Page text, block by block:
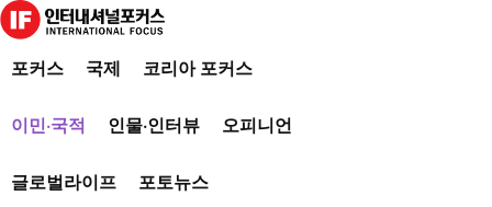
포커스 국제 코리아 포커스
이민·국적 인물·인터뷰 오피니언
글로벌라이프 포토뉴스